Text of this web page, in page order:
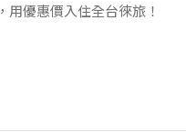
優惠價入住全台徠旅！